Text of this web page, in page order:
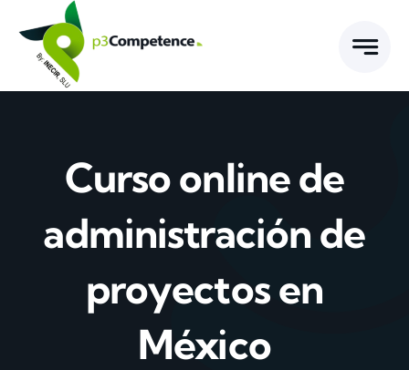
content
Curso online de
administración de
proyectos en
México